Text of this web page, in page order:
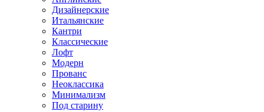
Дизайнерские
Итальянские
Кантри
Классические
Лофт
Модерн
Прованс
Неоклассика
Минимализм
Под старину